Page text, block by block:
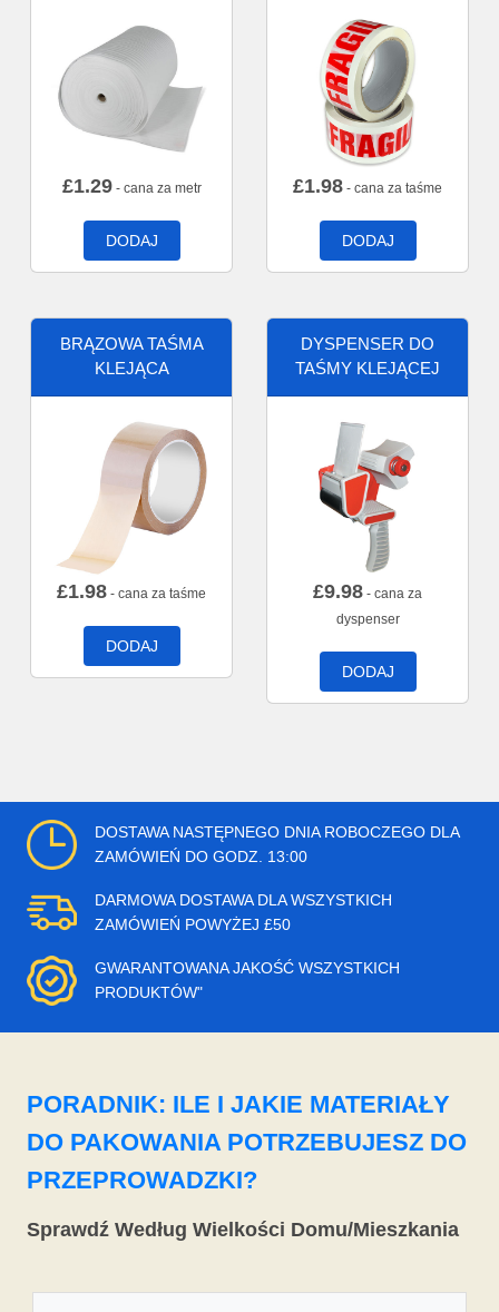
£1.29- cana za metr
DODAJ
£1.98 - cana za taśme
DODAJ
BRĄZOWA TAŚMA
KLEJĄCA
£1.98 - cana za taśme
DODAJ
DYSPENSER DO
TAŚMY KLEJĄCEJ
£9.98 - cana za
dyspenser
DODAJ
DOSTAWA NASTĘPNEGO DNIA ROBOCZEGO DLA
ZAMÓWIEŃ DO GODZ. 13:00
DARMOWA DOSTAWA DLA WSZYSTKICH
ZAMÓWIEŃ POWYŻEJ £50
GWARANTOWANA JAKOŚĆ WSZYSTKICH
PRODUKTÓW"
PORADNIK: ILE I JAKIE MATERIAŁY
DO PAKOWANIA POTRZEBUJESZ DO
PRZEPROWADZKI?
Sprawdź Według Wielkości Domu/Mieszkania